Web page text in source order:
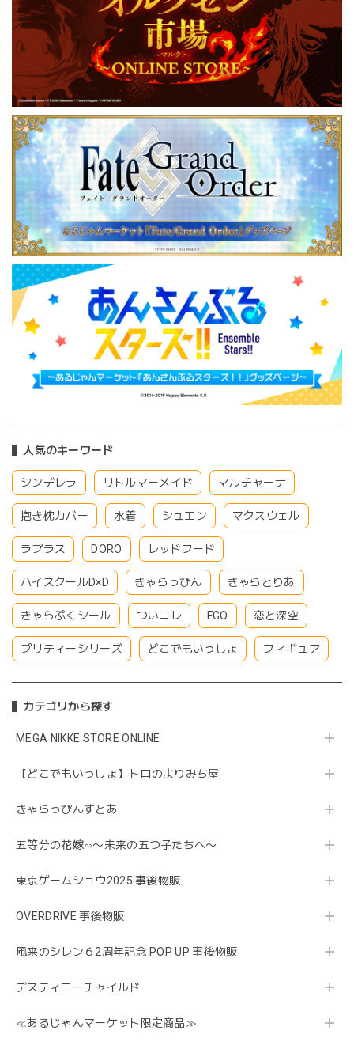
人気のキーワード
シンデレラ リトルマーメイド マルチャーナ
抱き枕カバー 水着 シュエン マクスウェル
ラプラス DORO レッドフード
ハイスクールD×D きゃらっぴん きゃらとりあ
きゃらぷくシール ついコレ FGO 恋と深空
プリティーシリーズ どこでもいっしょ フィギュア
カテゴリから探す
MEGA NIKKE STORE ONLINE
【どこでもいっしょ】トロのよりみち屋
きゃらっぴんすとあ
五等分の花嫁∽〜未来の五つ子たちへ〜
東京ゲームショウ2025 事後物販
OVERDRIVE 事後物販
風来のシレン６2周年記念 POP UP 事後物販
デスティニーチャイルド
≪あるじゃんマーケット限定商品≫